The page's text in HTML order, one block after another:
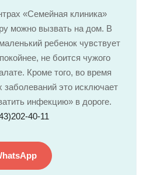
«Семейная клиника»
можно вызвать на дом. В
ребенок чувствует
не боится чужого
Кроме того, во время
это исключает
инфекцию» в дороге.
40-11